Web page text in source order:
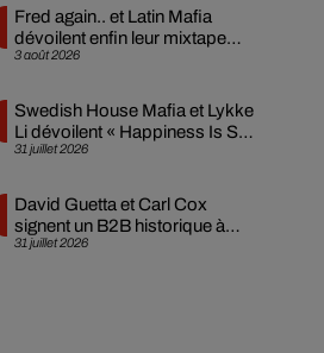
3 août 2026
Fred again.. et Latin Mafia
dévoilent enfin leur mixtape
créée en...
31 juillet 2026
Swedish House Mafia et Lykke
Li dévoilent « Happiness Is So
Sad »
31 juillet 2026
David Guetta et Carl Cox
signent un B2B historique à
Ibiza